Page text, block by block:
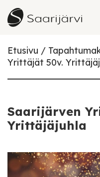
Skip to content
Etusivu
Yrittäjät 50v.
Saarijärven
Yrittäjäjuhla